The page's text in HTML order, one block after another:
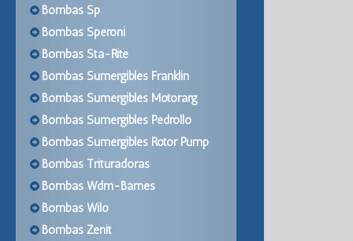
Bombas Sp
Bombas Speroni
Bombas Sta-Rite
Bombas Sumergibles Franklin
Bombas Sumergibles Motorarg
Bombas Sumergibles Pedrollo
Bombas Sumergibles Rotor Pump
Bombas Trituradoras
Bombas Wdm-Barnes
Bombas Wilo
Bombas Zenit